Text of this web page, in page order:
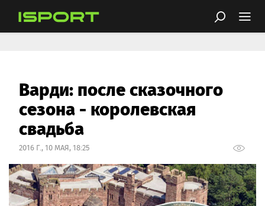
Варди: после сказочного
сезона - королевская
свадьба
2016 Г., 10 МАЯ, 18:25